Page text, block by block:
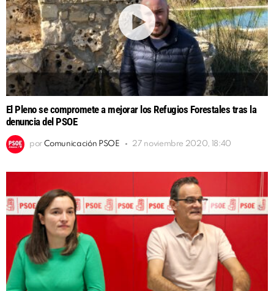
El Pleno se compromete a mejorar los Refugios Forestales tras la
denuncia del PSOE
por Comunicación PSOE 27 noviembre 2020, 18:40